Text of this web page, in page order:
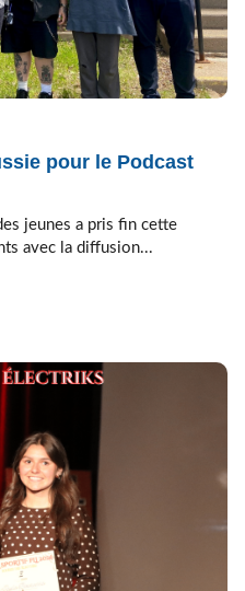
pour le Podcast
jeunes a pris fin cette
avec la diffusion...